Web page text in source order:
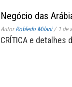
Negócio das
AutorRobledo Milani / 1 de
CRÍTICA e detalhes